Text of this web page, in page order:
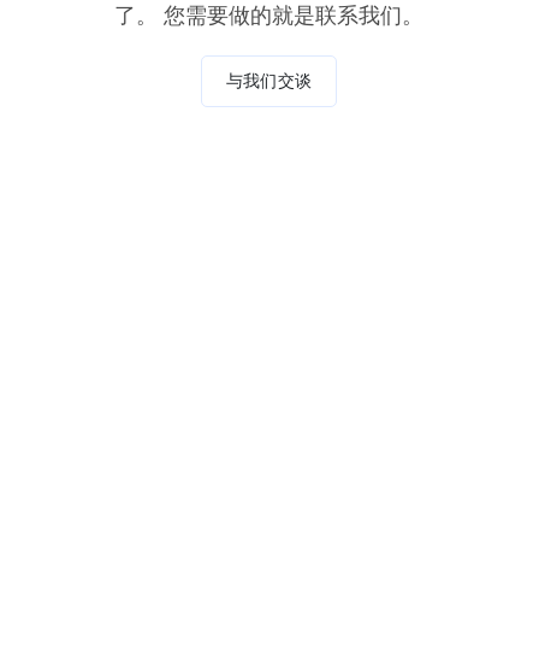
了。 您需要做的就是联系我们。
与我们交谈